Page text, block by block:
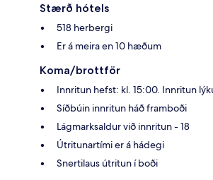
Stærð hótels
518 herbergi
Er á meira en 10 hæðum
Koma/brottför
Innritun hefst: kl. 15:00. Innritun
Síðbúin innritun háð framboði
Lágmarksaldur við innritun - 18
Útritunartími er á hádegi
Snertilaus útritun í boði